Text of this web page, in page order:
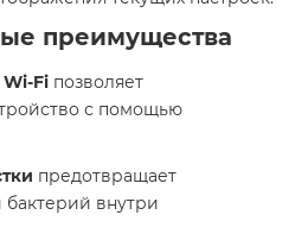
преимущества
Fi позволяет
с помощью
предотвращает
внутри